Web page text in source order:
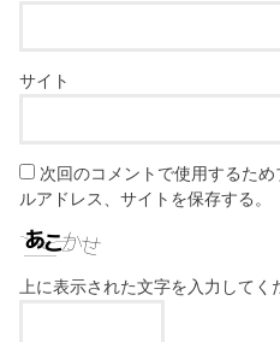
サイト
次回のコメントで使用するた
ルアドレス、サイトを保存する。
上に表示された文字を入力してく